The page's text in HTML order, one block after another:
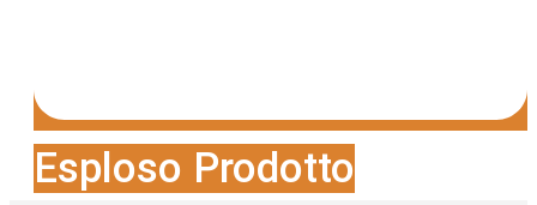
Esploso Prodotto